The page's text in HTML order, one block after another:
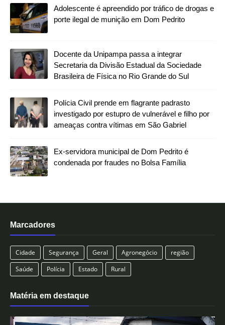
Adolescente é apreendido por tráfico de drogas e
porte ilegal de munição em Dom Pedrito
Docente da Unipampa passa a integrar
Secretaria da Divisão Estadual da Sociedade
Brasileira de Física no Rio Grande do Sul
Polícia Civil prende em flagrante padrasto
investigado por estupro de vulnerável e filho por
ameaças contra vítimas em São Gabriel
Ex-servidora municipal de Dom Pedrito é
condenada por fraudes no Bolsa Família
Marcadores
Cidade Segurança Geral Agronegócio
região
Saúde
Polícia Estado Rural
Matéria em destaque